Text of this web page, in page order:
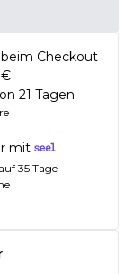
Checkout
€
21 Tagen
mit
35 Tage